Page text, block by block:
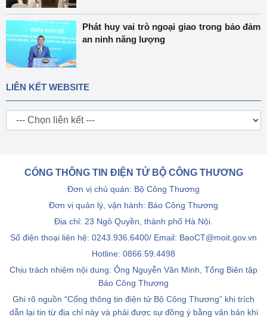
Phát huy vai trò ngoại giao trong bảo đảm
an ninh năng lượng
LIÊN KẾT WEBSITE
CỔNG THÔNG TIN ĐIỆN TỬ BỘ CÔNG THƯƠNG
Đơn vị chủ quản: Bộ Công Thương
Đơn vị quản lý, vận hành: Báo Công Thương
Địa chỉ: 23 Ngô Quyền, thành phố Hà Nội.
Số điện thoại liên hệ: 0243.936.6400/ Email: BaoCT@moit.gov.vn
Hotline: 0866.59.4498
Chịu trách nhiệm nội dung: Ông Nguyễn Văn Minh, Tổng Biên tập
Báo Công Thương
Ghi rõ nguồn “Cổng thông tin điện tử Bộ Công Thương” khi trích
dẫn lại tin từ địa chỉ này và phải được sự đồng ý bằng văn bản khi